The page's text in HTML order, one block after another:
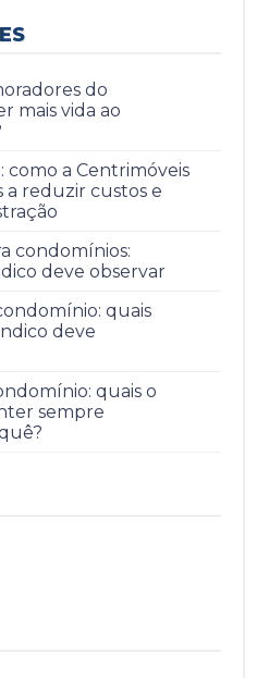
do
mais vida ao
como a Centrimóveis
reduzir custos e
condomínios:
deve observar
quais
deve
quais o
sempre